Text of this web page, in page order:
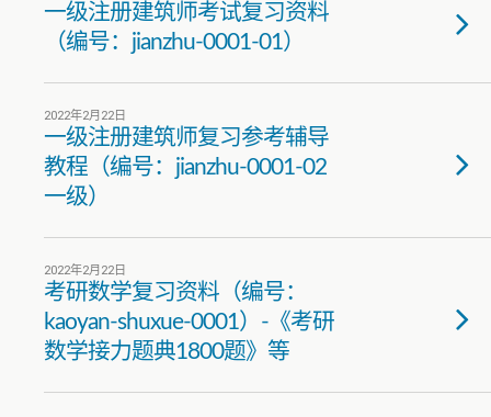
一级注册建筑师考试复习资料
（编号：jianzhu-0001-01）
2022年2月22日
一级注册建筑师复习参考辅导
教程（编号：jianzhu-0001-02
一级）
2022年2月22日
考研数学复习资料（编号：
kaoyan-shuxue-0001）-《考研
数学接力题典1800题》等